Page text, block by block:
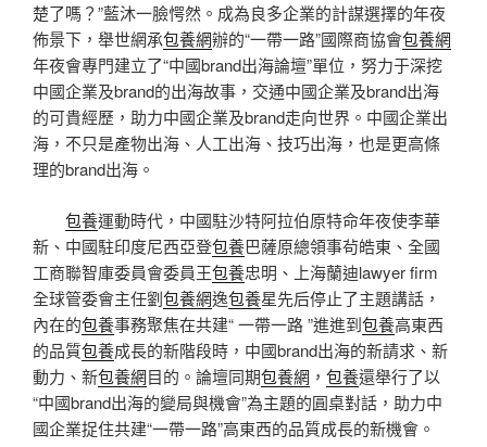
楚了嗎？”藍沐一臉愕然。成為良多企業的計謀選擇的年夜
佈景下，舉世網承包養網辦的“一帶一路”國際商協會包養網
年夜會專門建立了“中國brand出海論壇”單位，努力于深挖
中國企業及brand的出海故事，交通中國企業及brand出海
的可貴經歷，助力中國企業及brand走向世界。中國企業出
海，不只是產物出海、人工出海、技巧出海，也是更高條
理的brand出海。
包養運動時代，中國駐沙特阿拉伯原特命年夜使李華
新、中國駐印度尼西亞登包養巴薩原總領事茍皓東、全國
工商聯智庫委員會委員王包養忠明、上海蘭迪lawyer firm
全球管委會主任劉包養網逸包養星先后停止了主題講話，
內在的包養事務聚焦在共建“ 一帶一路 ”進進到包養高東西
的品質包養成長的新階段時，中國brand出海的新請求、新
動力、新包養網目的。論壇同期包養網 ， 包養還舉行了以
“中國brand出海的變局與機會”為主題的圓桌對話，助力中
國企業捉住共建“一帶一路”高東西的品質成長的新機會。